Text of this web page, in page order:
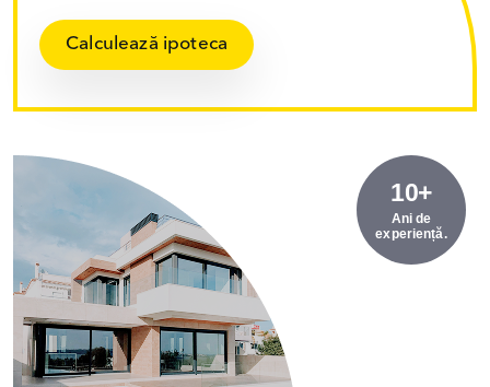
Calculează ipoteca
10+
Ani de
experiență.